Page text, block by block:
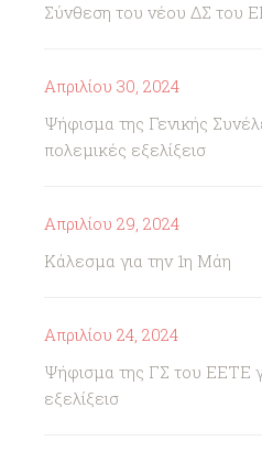
Σύνθεση του νέου ΔΣ του
Απριλίου 30, 2024
Ψήφισμα της Γενικής
πολεμικές εξελίξεισ
Απριλίου 29, 2024
Κάλεσμα για την 1η Μάη
Απριλίου 24, 2024
Ψήφισμα της ΓΣ του ΕΕΤΕ
εξελίξεισ